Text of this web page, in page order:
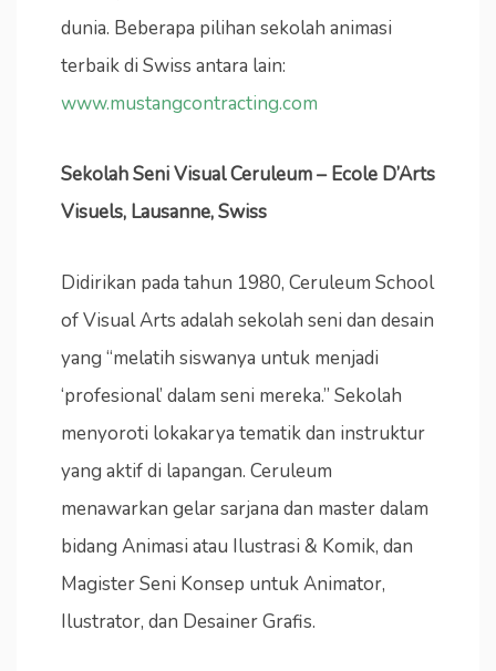
dunia. Beberapa pilihan sekolah animasi
terbaik di Swiss antara lain:
www.mustangcontracting.com
Sekolah Seni Visual Ceruleum – Ecole D’Arts
Visuels, Lausanne, Swiss
Didirikan pada tahun 1980, Ceruleum School
of Visual Arts adalah sekolah seni dan desain
yang “melatih siswanya untuk menjadi
‘profesional’ dalam seni mereka.” Sekolah
menyoroti lokakarya tematik dan instruktur
yang aktif di lapangan. Ceruleum
menawarkan gelar sarjana dan master dalam
bidang Animasi atau Ilustrasi & Komik, dan
Magister Seni Konsep untuk Animator,
Ilustrator, dan Desainer Grafis.